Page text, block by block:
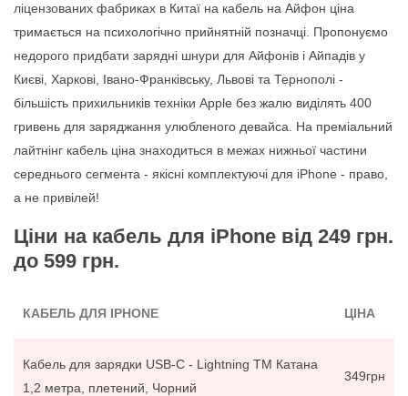
ліцензованих фабриках в Китаї на кабель на Айфон ціна
тримається на психологічно прийнятній позначці. Пропонуємо
недорого придбати зарядні шнури для Айфонів і Айпадів у
Києві, Харкові, Івано-Франківську, Львові та Тернополі -
більшість прихильників техніки Apple без жалю виділять 400
гривень для заряджання улюбленого девайса. На преміальний
лайтнінг кабель ціна знаходиться в межах нижньої частини
середнього сегмента - якісні комплектуючі для iPhone - право,
а не привілей!
Ціни на кабель для iPhone від 249 грн.
до 599 грн.
КАБЕЛЬ ДЛЯ IPHONE ЦІНА
Кабель для зарядки USB-C - Lightning ТМ Катана
1,2 метра, плетений, Чорний
349грн